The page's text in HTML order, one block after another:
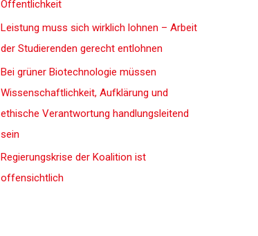
Öffentlichkeit
Leistung muss sich wirklich lohnen – Arbeit
der Studierenden gerecht entlohnen
Bei grüner Biotechnologie müssen
Wissenschaftlichkeit, Aufklärung und
ethische Verantwortung handlungsleitend
sein
Regierungskrise der Koalition ist
offensichtlich